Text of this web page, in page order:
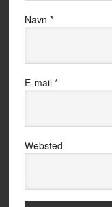
Navn *
E-mail *
Websted